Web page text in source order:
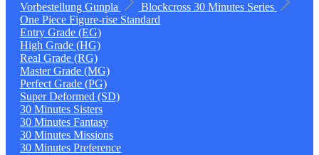
Vorbestellung Gunpla Blockcross 30 Minutes Series
One Piece Figure-rise Standard
Entry Grade (EG)
High Grade (HG)
Real Grade (RG)
Master Grade (MG)
Perfect Grade (PG)
Super Deformed (SD)
30 Minutes Sisters
30 Minutes Fantasy
30 Minutes Missions
30 Minutes Preference